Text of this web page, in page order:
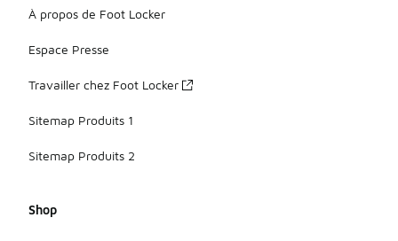
À propos de Foot Locker
Espace Presse
Travailler chez Foot Locker
Sitemap Produits 1
Sitemap Produits 2
Shop